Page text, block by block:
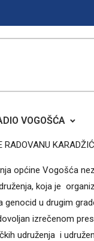
VOGOŠĆA
RADOVANU
općine Vogošća
koja je
u drugim
izrečenom
udruženja i